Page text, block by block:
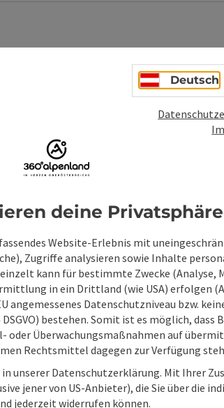
mit*sind Pflichtfelder
Nachname
Anfrage*
Deutsch
deine Privatsphäre
Website-Erlebnis mit
Zugriffe analysieren sowie Inhalte
kann für bestimmte Zwecke (Analyse,
in ein Drittland (wie USA) erfolgen
angemessenes Datenschutzniveau bzw.
bestehen. Somit ist es möglich, dass
oder Überwachungsmaßnahmen auf
Rechtsmittel dagegen zur Verfügung
unserer Datenschutzerklärung. Mit Ihrer
jener von US-Anbieter), die Sie über die
jederzeit widerrufen können.